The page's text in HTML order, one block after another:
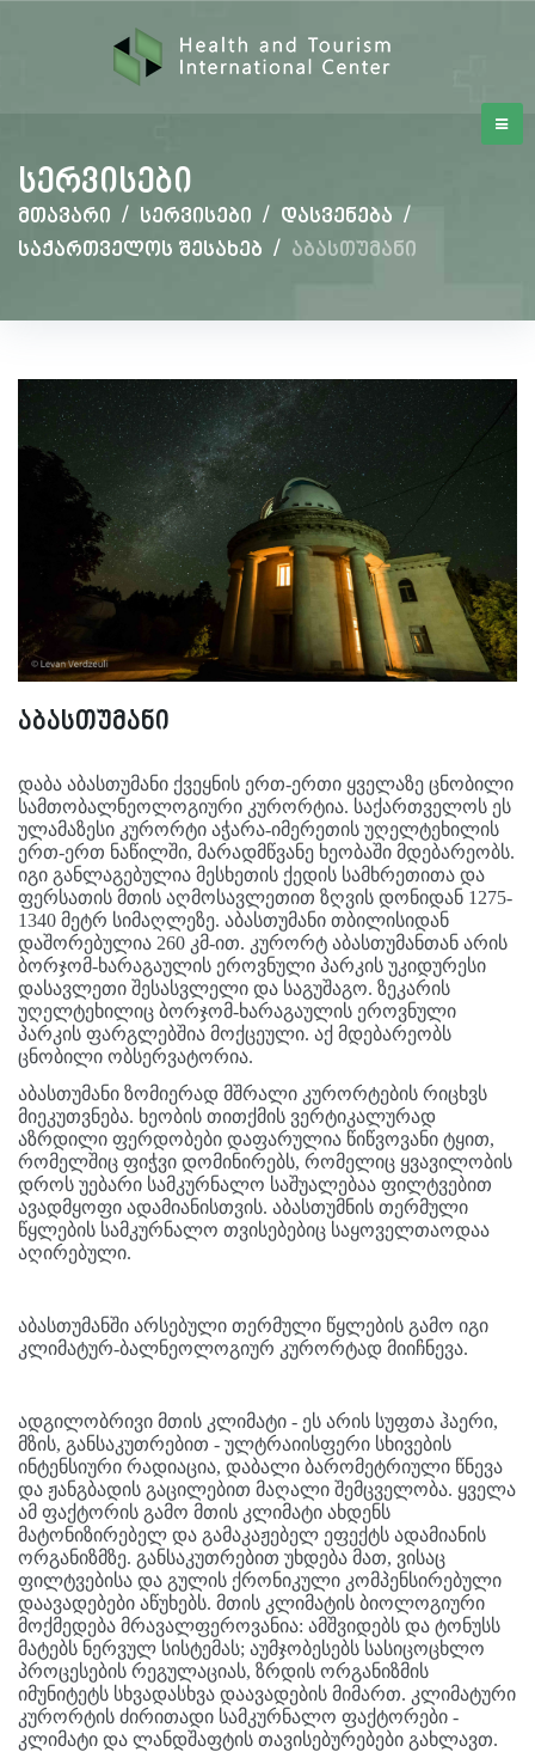
სერვისები
მთავარი / სერვისები / დასვენება /
საქართველოს შესახებ / აბასთუმანი
აბასთუმანი
დაბა აბასთუმანი ქვეყნის ერთ-ერთი ყველაზე ცნობილი
სამთობალნეოლოგიური კურორტია. საქართველოს ეს
ულამაზესი კურორტი აჭარა-იმერეთის უღელტეხილის
ერთ-ერთ ნაწილში, მარადმწვანე ხეობაში მდებარეობს.
იგი განლაგებულია მესხეთის ქედის სამხრეთითა და
ფერსათის მთის აღმოსავლეთით ზღვის დონიდან 1275-
1340 მეტრ სიმაღლეზე. აბასთუმანი თბილისიდან
დაშორებულია 260 კმ-ით. კურორტ აბასთუმანთან არის
ბორჯომ-ხარაგაულის ეროვნული პარკის უკიდურესი
დასავლეთი შესასვლელი და საგუშაგო. ზეკარის
უღელტეხილიც ბორჯომ-ხარაგაულის ეროვნული
პარკის ფარგლებშია მოქცეული. აქ მდებარეობს
ცნობილი ობსერვატორია.
აბასთუმანი ზომიერად მშრალი კურორტების რიცხვს
მიეკუთვნება. ხეობის თითქმის ვერტიკალურად
აზრდილი ფერდობები დაფარულია წიწვოვანი ტყით,
რომელშიც ფიჭვი დომინირებს, რომელიც ყვავილობის
დროს უებარი სამკურნალო საშუალებაა ფილტვებით
ავადმყოფი ადამიანისთვის. აბასთუმნის თერმული
წყლების სამკურნალო თვისებებიც საყოველთაოდაა
აღირებული.
აბასთუმანში არსებული თერმული წყლების გამო იგი
კლიმატურ-ბალნეოლოგიურ კურორტად მიიჩნევა.
ადგილობრივი მთის კლიმატი - ეს არის სუფთა ჰაერი,
მზის, განსაკუთრებით - ულტრაიისფერი სხივების
ინტენსიური რადიაცია, დაბალი ბარომეტრიული წნევა
და ჟანგბადის გაცილებით მაღალი შემცველობა. ყველა
ამ ფაქტორის გამო მთის კლიმატი ახდენს
მატონიზირებელ და გამაკაჟებელ ეფექტს ადამიანის
ორგანიზმზე. განსაკუთრებით უხდება მათ, ვისაც
ფილტვებისა და გულის ქრონიკული კომპენსირებული
დაავადებები აწუხებს. მთის კლიმატის ბიოლოგიური
მოქმედება მრავალფეროვანია: ამშვიდებს და ტონუსს
მატებს ნერვულ სისტემას; აუმჯობესებს სასიცოცხლო
პროცესების რეგულაციას, ზრდის ორგანიზმის
იმუნიტეტს სხვადასხვა დაავადების მიმართ. კლიმატური
კურორტის ძირითადი სამკურნალო ფაქტორები -
კლიმატი და ლანდშაფტის თავისებურებები გახლავთ.